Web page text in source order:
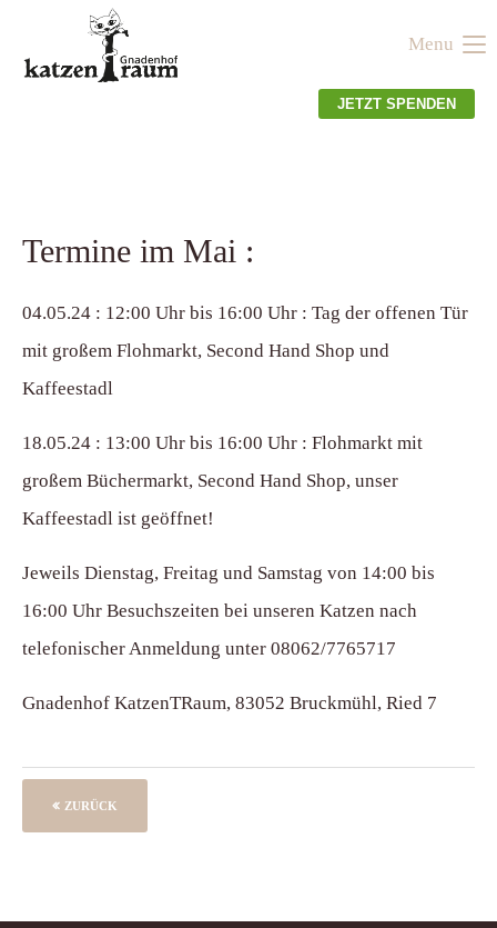
Der Eintrag "offcanvas-col1" existiert leider nicht.
Der Eintrag "offcanvas-col4" existiert leider nicht.
Menu
JETZT SPENDEN
Termine im Mai :
04.05.24 : 12:00 Uhr bis 16:00 Uhr : Tag der offenen Tür
mit großem Flohmarkt, Second Hand Shop und
Kaffeestadl
18.05.24 : 13:00 Uhr bis 16:00 Uhr : Flohmarkt mit
großem Büchermarkt, Second Hand Shop, unser
Kaffeestadl ist geöffnet!
Jeweils Dienstag, Freitag und Samstag von 14:00 bis
16:00 Uhr Besuchszeiten bei unseren Katzen nach
telefonischer Anmeldung unter 08062/7765717
Gnadenhof KatzenTRaum, 83052 Bruckmühl, Ried 7
ZURÜCK